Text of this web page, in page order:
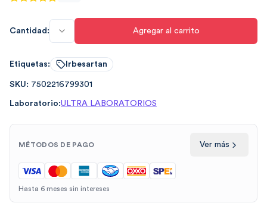
Cantidad: Agregar al carrito
Etiquetas: Irbesartan
SKU: 7502216799301
Laboratorio:ULTRA LABORATORIOS
MÉTODOS DE PAGO Ver más
Hasta 6 meses sin intereses